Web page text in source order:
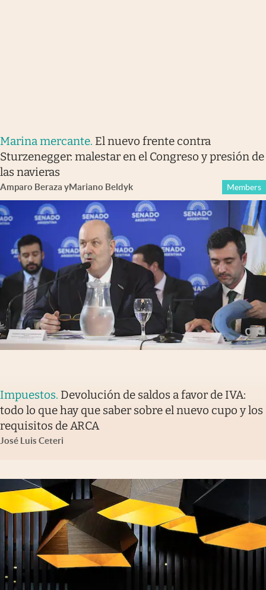
Marina mercante. El nuevo frente contra
Sturzenegger: malestar en el Congreso y presión de
las navieras
Amparo Beraza yMariano Beldyk Members
Impuestos. Devolución de saldos a favor de IVA:
todo lo que hay que saber sobre el nuevo cupo y los
requisitos de ARCA
José Luis Ceteri